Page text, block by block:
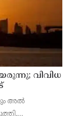
വിവിധ
അല്‍